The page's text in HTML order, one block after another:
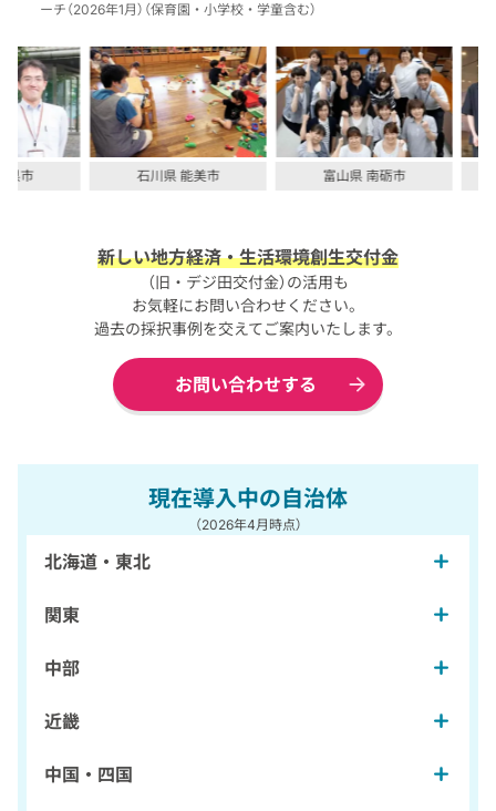
ーチ（2026年1月）（保育園・小学校・学童含む）
石川県 能美市 富山県 南砺市
新しい地方経済・生活環境創生交付金
（旧・デジ田交付金）の活用も
お気軽にお問い合わせください。
過去の採択事例を交えてご案内いたします。
お問い合わせする
現在導入中の自治体
（2026年4月時点）
北海道・東北
関東
中部
近畿
中国・四国